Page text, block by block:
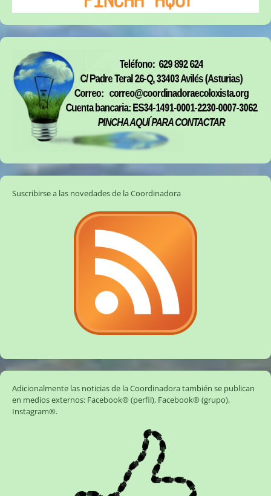
Suscribirse a las novedades de la Coordinadora
Adicionalmente las noticias de la Coordinadora también se publican
en medios externos: Facebook® (perfil), Facebook® (grupo),
Instagram®.